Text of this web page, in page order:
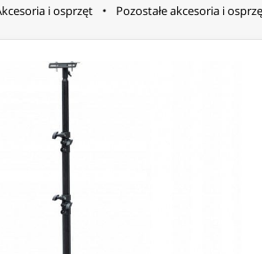
i osprzęt Pozostałe akcesoria i